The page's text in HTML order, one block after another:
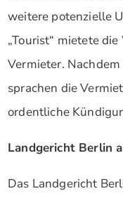
weitere potenzielle
„Tourist“ mietete
Vermieter.
sprachen die
ordentliche
Landgericht Berlin
Das Landgericht